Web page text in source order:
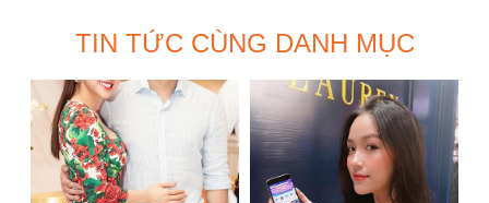
TIN TỨC CÙNG DANH MỤC